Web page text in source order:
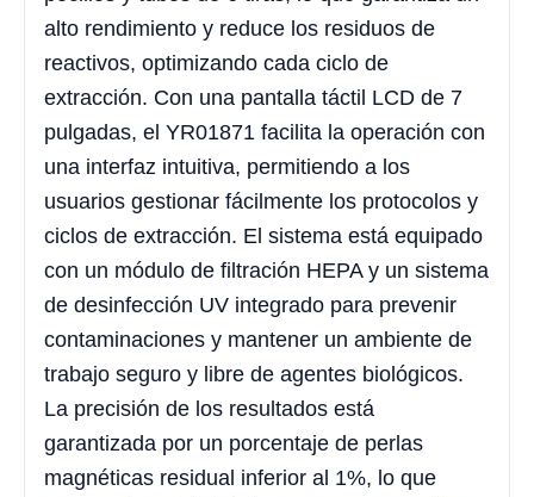
alto rendimiento y reduce los residuos de
reactivos, optimizando cada ciclo de
extracción. Con una pantalla táctil LCD de 7
pulgadas, el YR01871 facilita la operación con
una interfaz intuitiva, permitiendo a los
usuarios gestionar fácilmente los protocolos y
ciclos de extracción. El sistema está equipado
con un módulo de filtración HEPA y un sistema
de desinfección UV integrado para prevenir
contaminaciones y mantener un ambiente de
trabajo seguro y libre de agentes biológicos.
La precisión de los resultados está
garantizada por un porcentaje de perlas
magnéticas residual inferior al 1%, lo que